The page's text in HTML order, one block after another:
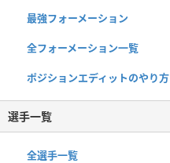
最強フォーメーション
全フォーメーション一覧
ポジションエディットのやり方
選手一覧
全選手一覧